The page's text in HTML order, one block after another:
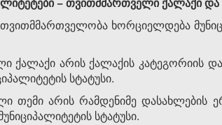
ხორციელდება
ქალაქი არის ქალაქის კატეგორიის
სტატუსი.
თემი არის რამდენიმე დასახლების
სტატუსი.